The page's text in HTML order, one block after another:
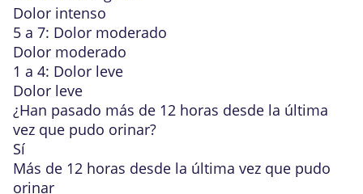
Dolor intenso
5 a 7: Dolor moderado
Dolor moderado
1 a 4: Dolor leve
Dolor leve
¿Han pasado más de 12 horas desde la última
vez que pudo orinar?
Sí
Más de 12 horas desde la última vez que pudo
orinar